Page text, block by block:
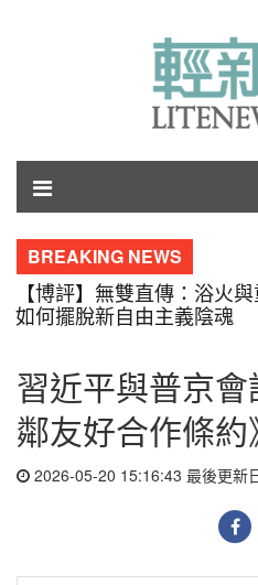
BREAKING NEWS
【博評】無雙直傳：浴
如何擺脫新自由主義陰魂
習近平與普京
鄰友好合作條
2026-05-20 15:16:43 最後更新